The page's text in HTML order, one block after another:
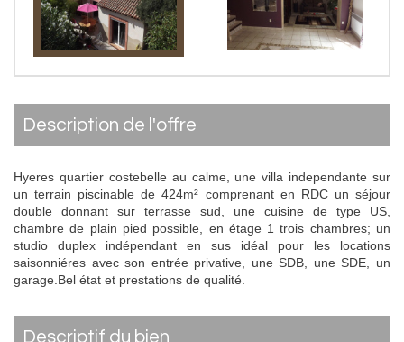
description de l'offre
Hyeres quartier costebelle au calme, une villa independante sur
un terrain piscinable de 424m² comprenant en RDC un séjour
double donnant sur terrasse sud, une cuisine de type US,
chambre de plain pied possible, en étage 1 trois chambres; un
studio duplex indépendant en sus idéal pour les locations
saisonniéres avec son entrée privative, une SDB, une SDE, un
garage.Bel état et prestations de qualité.
descriptif du bien